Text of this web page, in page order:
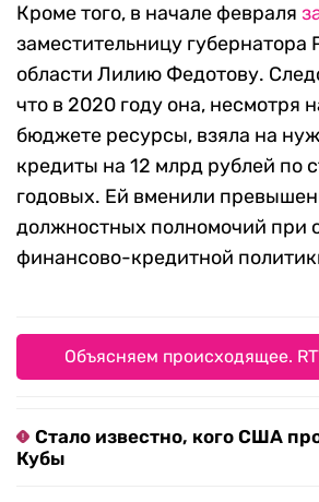
Кроме того, в начале февраля
заместительницу губернатора
области Лилию Федотову.
что в 2020 году она, несмотря
бюджете ресурсы, взяла на
кредиты на 12 млрд рублей по
годовых. Ей вменили
должностных полномочий при
финансово-кредитной
Объясняем происходящее.
Стало известно, кого США
Кубы